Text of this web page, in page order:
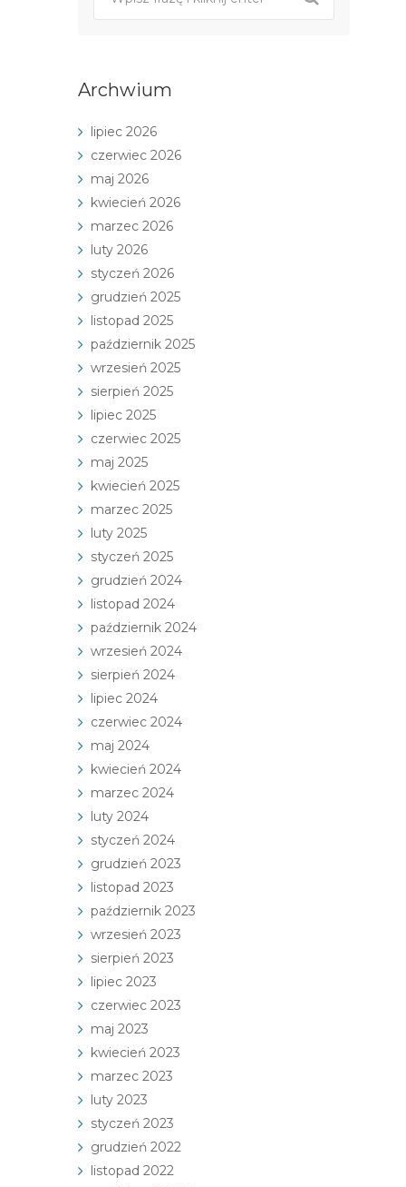
Archwium
lipiec 2026
czerwiec 2026
maj 2026
kwiecień 2026
marzec 2026
luty 2026
styczeń 2026
grudzień 2025
listopad 2025
październik 2025
wrzesień 2025
sierpień 2025
lipiec 2025
czerwiec 2025
maj 2025
kwiecień 2025
marzec 2025
luty 2025
styczeń 2025
grudzień 2024
listopad 2024
październik 2024
wrzesień 2024
sierpień 2024
lipiec 2024
czerwiec 2024
maj 2024
kwiecień 2024
marzec 2024
luty 2024
styczeń 2024
grudzień 2023
listopad 2023
październik 2023
wrzesień 2023
sierpień 2023
lipiec 2023
czerwiec 2023
maj 2023
kwiecień 2023
marzec 2023
luty 2023
styczeń 2023
grudzień 2022
listopad 2022